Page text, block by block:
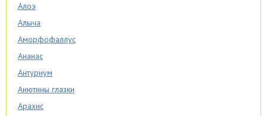
Алоэ
Алыча
Аморфофаллус
Ананас
Антуриум
Анютины глазки
Арахис